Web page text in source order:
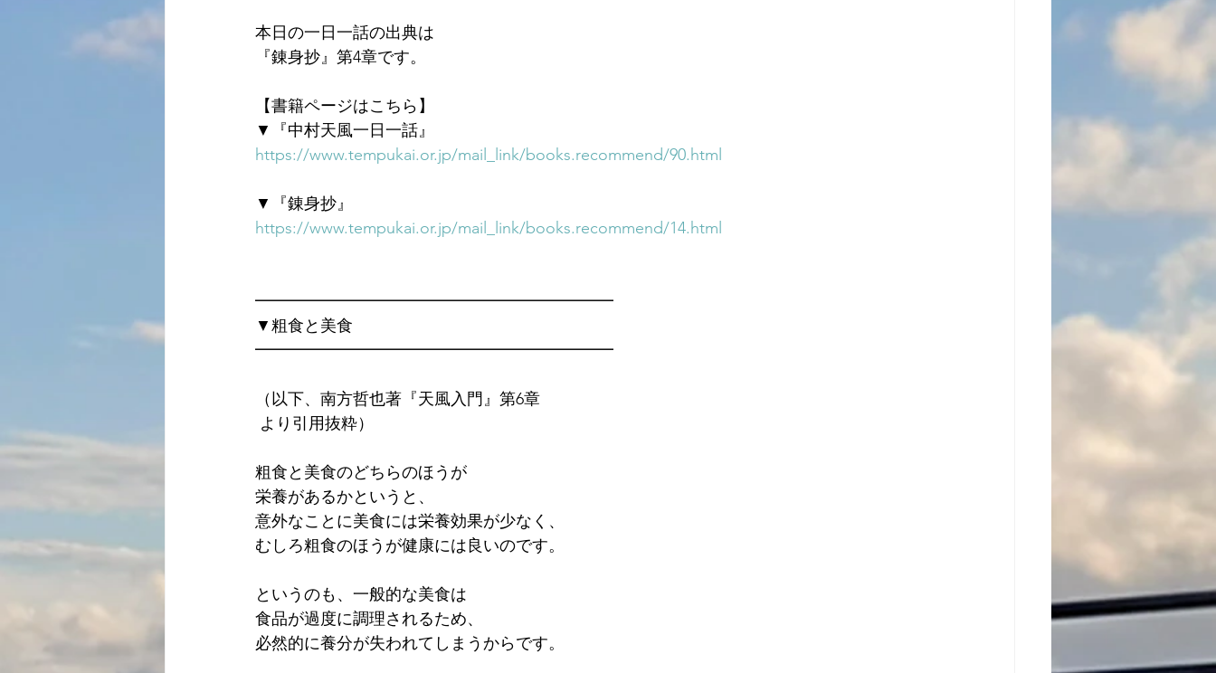
本日の一日一話の出典は
『錬身抄』第4章です。
【書籍ページはこちら】
▼『中村天風一日一話』
https://www.tempukai.or.jp/mail_link/books.recommend/90.html
▼『錬身抄』
https://www.tempukai.or.jp/mail_link/books.recommend/14.html
━━━━━━━━━━━━━━━━━━━━━━
▼粗食と美食
━━━━━━━━━━━━━━━━━━━━━━
（以下、南方哲也著『天風入門』第6章
より引用抜粋）
粗食と美食のどちらのほうが
栄養があるかというと、
意外なことに美食には栄養効果が少なく、
むしろ粗食のほうが健康には良いのです。
というのも、一般的な美食は
食品が過度に調理されるため、
必然的に養分が失われてしまうからです。